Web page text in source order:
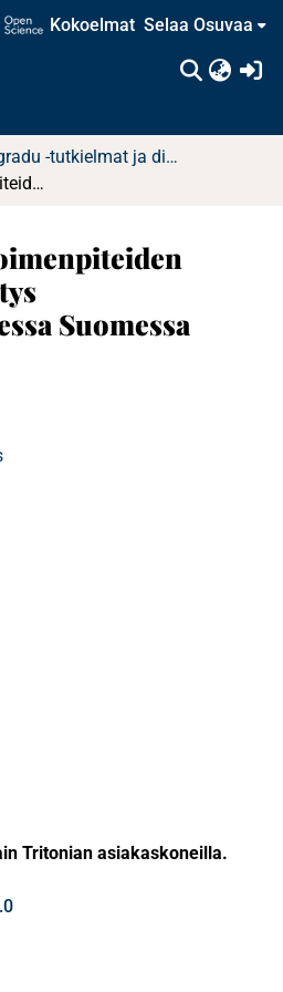
Kokoelmat Selaa Osuvaa
Pro gradu -tutkielmat ja diplomityöt (rajattu saatavuus)
Analyyttisten toimenpiteiden käyttö ja merkitys tilintarkastuksessa Suomessa
Suomessa
Tritonian asiakaskoneilla.